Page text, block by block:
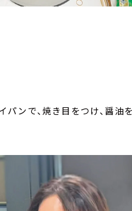
ンで、焼き目をつけ、醤油